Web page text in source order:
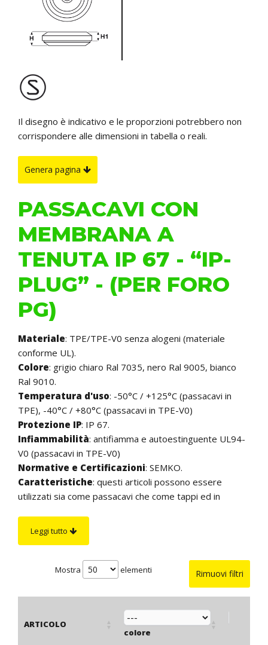
Il disegno è indicativo e le proporzioni potrebbero non
corrispondere alle dimensioni in tabella o reali.
Genera pagina
PASSACAVI CON
MEMBRANA A
TENUTA IP 67 - “IP-
PLUG” - (PER FORO
PG)
Materiale: TPE/TPE-V0 senza alogeni (materiale
conforme UL).
Colore: grigio chiaro Ral 7035, nero Ral 9005, bianco
Ral 9010.
Temperatura d'uso: -50°C / +125°C (passacavi in
TPE), -40°C / +80°C (passacavi in TPE-V0)
Protezione IP: IP 67.
Infiammabilità: antifiamma e autoestinguente UL94-
V0 (passacavi in TPE-V0)
Normative e Certificazioni: SEMKO.
Caratteristiche: questi articoli possono essere
utilizzati sia come passacavi che come tappi ed in
facilmente forata dal cavo mentre la attraversa, senza,
estremamente flessibili, si adattano ad un’ampia gamma
di diametri di cavo e, grazie ad una sporgenza interna in
corrispondenza della membrana, conservano inalterate
le caratteristiche di tenuta anche nel caso in cui il cavo, in
prossimità del foro, si piega ad angolo. Dato che sono
realizzati in TPE morbido sono particolarmente adatti
Leggi tutto
Rimuovi filtri
Mostra elementi
ARTICOLO
colore